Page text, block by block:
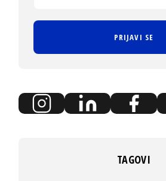
PRIJAVI SE
TAGOVI